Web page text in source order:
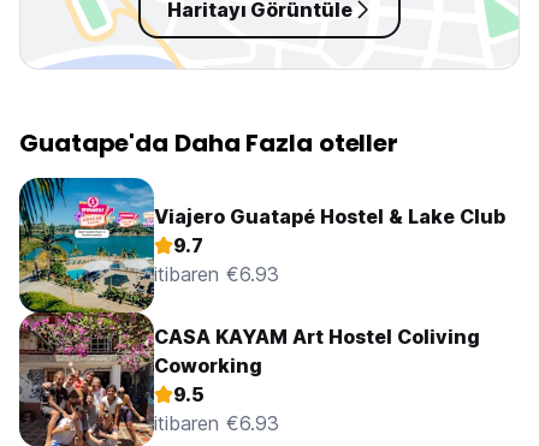
Haritayı Görüntüle
Guatape'da Daha Fazla oteller
Viajero Guatapé Hostel & Lake Club
9.7
itibaren €6.93
CASA KAYAM Art Hostel Coliving
Coworking
9.5
itibaren €6.93